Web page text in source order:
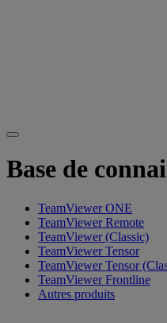
Base de
TeamViewer ONE
TeamViewer Remote
TeamViewer (Classic)
TeamViewer Tensor
TeamViewer Tensor
TeamViewer Frontline
Autres produits